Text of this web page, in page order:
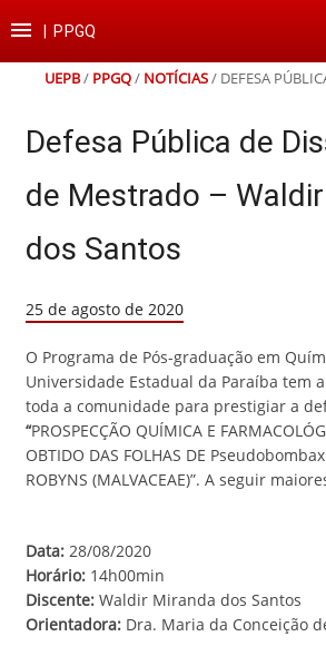
para
conteúdo
para
para
para
rodapé
 PPGQ
UEPB/ PPGQ/ NOTÍCIAS/ DEFESA
Defesa Pública de
de Mestrado –
dos Santos
25 de agosto de 2020
O Programa de Pós-graduação em
Universidade Estadual da Paraíba tem
toda a comunidade para prestigiar a
“PROSPECÇÃO QUÍMICA E
OBTIDO DAS FOLHAS DE
ROBYNS (MALVACEAE)”. A seguir
Data: 28/08/2020
Horário: 14h00min
Discente: Waldir Miranda dos Santos
Orientadora: Dra. Maria da Conceição